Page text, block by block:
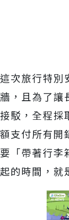
這次旅行特別
牆， 且為了讓
接駁，全程採
額支付所有開
要「帶著行李
起的時間， 就